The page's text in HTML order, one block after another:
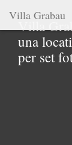
Villa Grabau
Villa
una
per set